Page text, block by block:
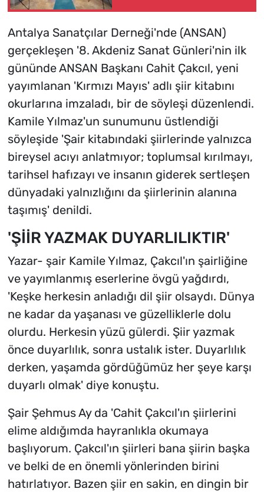
Antalya Sanatçılar Derneği'nde (ANSAN)
gerçekleşen '8. Akdeniz Sanat Günleri'nin ilk
gününde ANSAN Başkanı Cahit Çakcıl, yeni
yayımlanan 'Kırmızı Mayıs' adlı şiir kitabını
okurlarına imzaladı, bir de söyleşi düzenlendi.
Kamile Yılmaz'un sunumunu üstlendiği
söyleşide 'Şair kitabındaki şiirlerinde yalnızca
bireysel acıyı anlatmıyor; toplumsal kırılmayı,
tarihsel hafızayı ve insanın giderek sertleşen
dünyadaki yalnızlığını da şiirlerinin alanına
taşımış' denildi.
'ŞİİR YAZMAK DUYARLILIKTIR'
Yazar- şair Kamile Yılmaz, Çakcıl'ın şairliğine
ve yayımlanmış eserlerine övgü yağdırdı,
'Keşke herkesin anladığı dil şiir olsaydı. Dünya
ne kadar da yaşanası ve güzelliklerle dolu
olurdu. Herkesin yüzü gülerdi. Şiir yazmak
önce duyarlılık, sonra ustalık ister. Duyarlılık
derken, yaşamda gördüğümüz her şeye karşı
duyarlı olmak' diye konuştu.
Şair Şehmus Ay da 'Cahit Çakcıl'ın şiirlerini
elime aldığımda hayranlıkla okumaya
başlıyorum. Çakcıl'ın şiirleri bana şiirin başka
ve belki de en önemli yönlerinden birini
hatırlatıyor. Bazen şiir en sakin, en dingin bir